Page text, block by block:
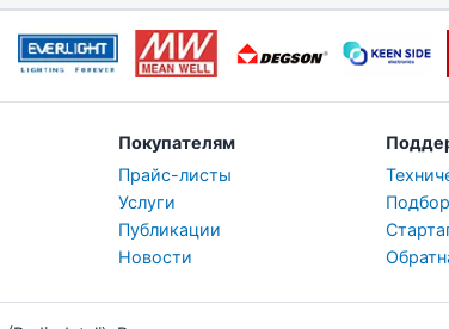
Покупателям
Прайс-листы
Услуги
Публикации
Новости